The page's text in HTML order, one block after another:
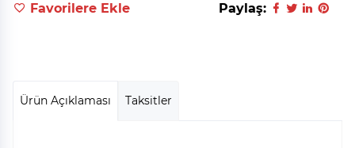
Favorilere Ekle Paylaş:
Ürün Açıklaması Taksitler